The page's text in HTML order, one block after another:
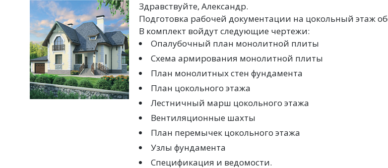
Здравствуйте, Александр.
Подготовка рабочей документации на цокольный этаж
В комплект войдут следующие чертежи:
Опалубочный план монолитной плиты
Схема армирования монолитной плиты
План монолитных стен фундамента
План цокольного этажа
Лестничный марш цокольного этажа
Вентиляционные шахты
План перемычек цокольного этажа
Узлы фундамента
Спецификация и ведомости.